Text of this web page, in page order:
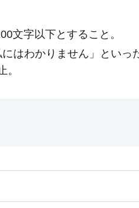
文字以下とすること。
はわかりません」といっ